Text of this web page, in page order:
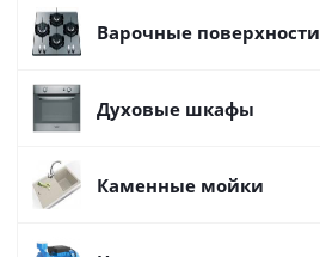
Варочные поверхности
Духовые шкафы
Каменные мойки